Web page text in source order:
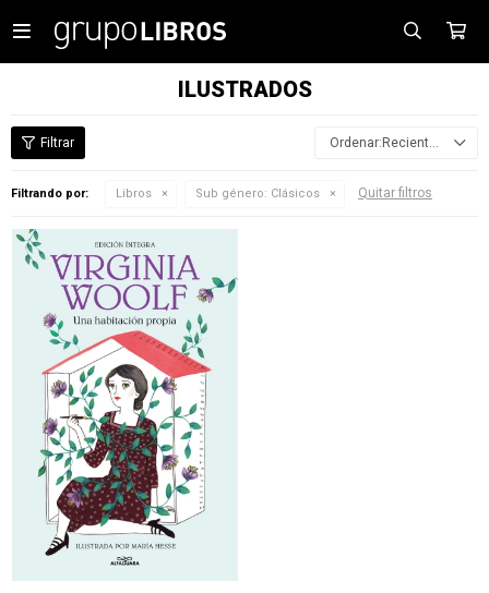

ILUSTRADOS
Recientes
Filtrando por: Libros Sub género: Clásicos Quitar filtros